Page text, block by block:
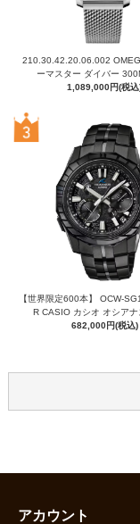
210.30.42.20.06.002
ーマスター ダイバー
1,089,000円(税込
【世界限定600本】 OCW-
R CASIO カシオ オシアナ
682,000円(税込)
アカウント